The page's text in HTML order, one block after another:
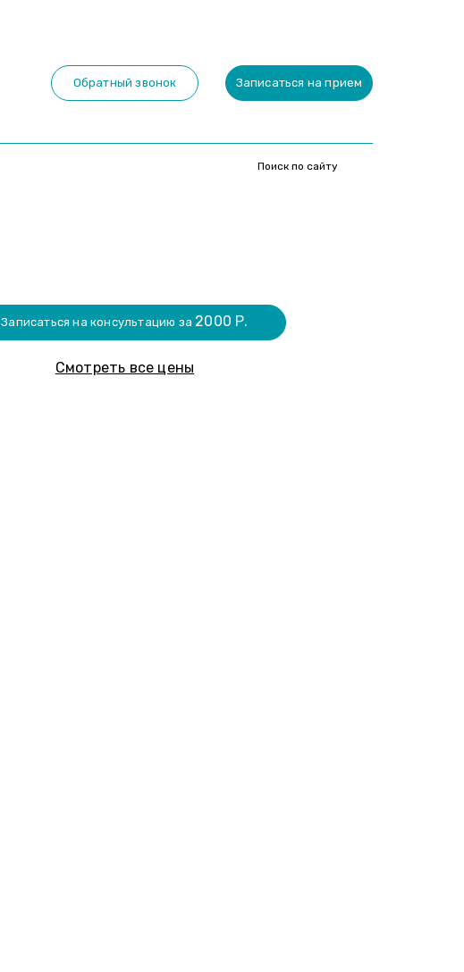
Обратный звонок Записаться на прием
Записаться на консультацию за 2000 Р.
Смотреть все цены